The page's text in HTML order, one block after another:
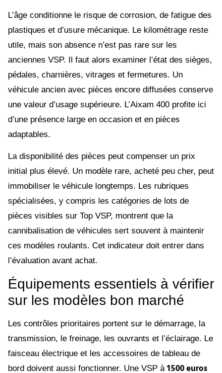
L’âge conditionne le risque de corrosion, de fatigue des
plastiques et d’usure mécanique. Le kilométrage reste
utile, mais son absence n’est pas rare sur les
anciennes VSP. Il faut alors examiner l’état des sièges,
pédales, charnières, vitrages et fermetures. Un
véhicule ancien avec pièces encore diffusées conserve
une valeur d’usage supérieure. L’Aixam 400 profite ici
d’une présence large en occasion et en pièces
adaptables.
La disponibilité des pièces peut compenser un prix
initial plus élevé. Un modèle rare, acheté peu cher, peut
immobiliser le véhicule longtemps. Les rubriques
spécialisées, y compris les catégories de lots de
pièces visibles sur Top VSP, montrent que la
cannibalisation de véhicules sert souvent à maintenir
ces modèles roulants. Cet indicateur doit entrer dans
l’évaluation avant achat.
Équipements essentiels à vérifier
sur les modèles bon marché
Les contrôles prioritaires portent sur le démarrage, la
transmission, le freinage, les ouvrants et l’éclairage. Le
faisceau électrique et les accessoires de tableau de
bord doivent aussi fonctionner. Une VSP à 1 500 euros